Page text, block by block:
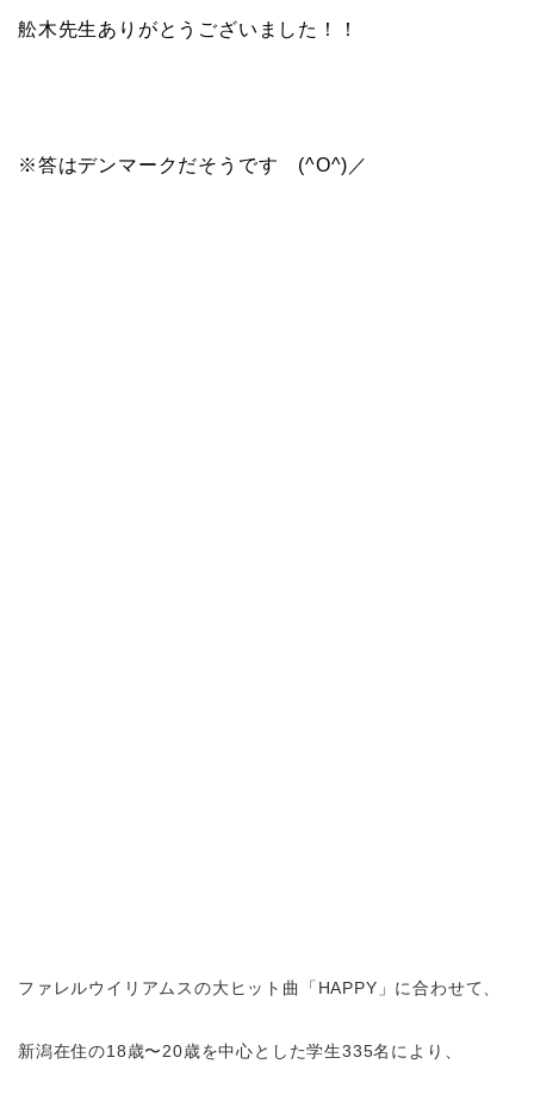
舩木先生ありがとうございました！！
※答はデンマークだそうです (^O^)／
ファレルウイリアムスの大ヒット曲「HAPPY」に合わせて、
新潟在住の18歳〜20歳を中心とした学生335名により、